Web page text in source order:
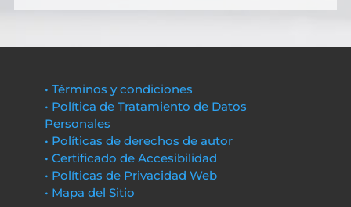
• Términos y condiciones
• Política de Tratamiento de Datos
Personales
• Políticas de derechos de autor
• Certificado de Accesibilidad
• Políticas de Privacidad Web
• Mapa del Sitio